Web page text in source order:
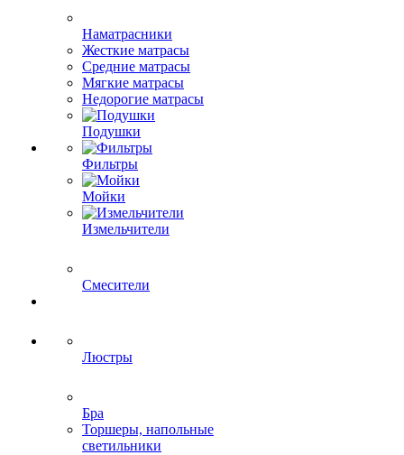
Наматрасники
Жесткие матрасы
Средние матрасы
Мягкие матрасы
Недорогие матрасы
Подушки
Фильтры
Мойки
Измельчители
Смесители
Люстры
Бра
Торшеры, напольные
светильники